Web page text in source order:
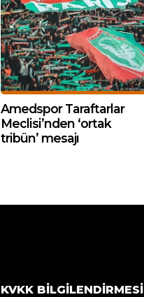
Amedspor Taraftarlar
Meclisi’nden ‘ortak
tribün’ mesajı
KVKK BILGILENDIRMESI